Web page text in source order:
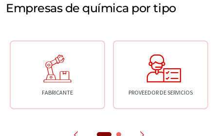
Empresas de química por tipo
FABRICANTE PROVEEDOR DE SERVICIOS